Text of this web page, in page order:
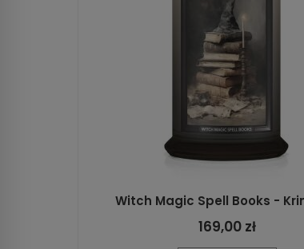
Witch Magic Spell Books -
169,00 zł